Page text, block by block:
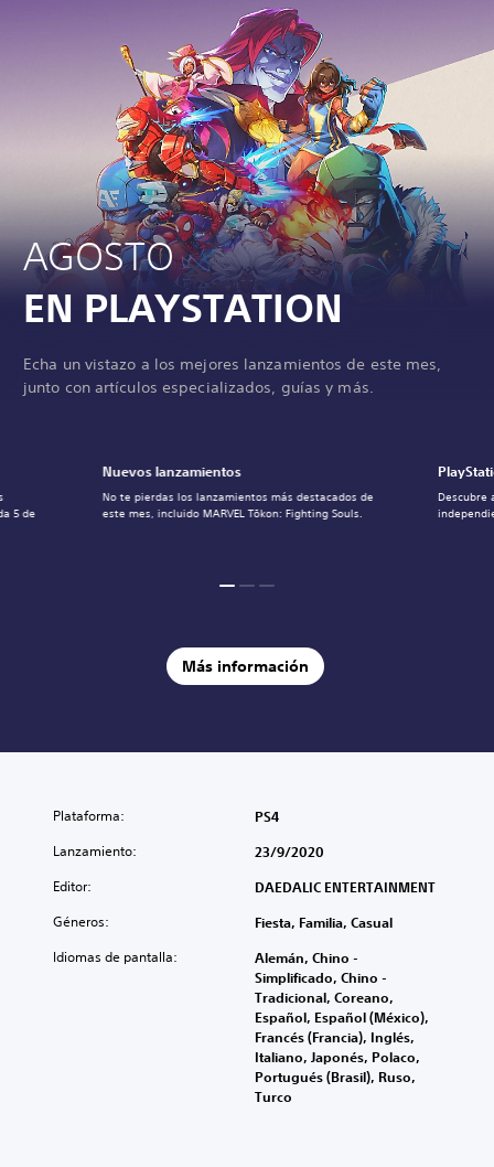
AGOSTO
EN PLAYSTATION
Echa un vistazo a los mejores lanzamientos de este mes,
junto con artículos especializados, guías y más.
Nuevos lanzamientos
No te pierdas los lanzamientos más destacados de
este mes, incluido MARVEL Tōkon: Fighting Souls.
Descubre
5 de
Más información
Plataforma: PS4
Lanzamiento: 23/9/2020
Editor: DAEDALIC ENTERTAINMENT
Géneros: Fiesta, Familia, Casual
Idiomas de pantalla:
Alemán, Chino -
Simplificado, Chino -
Tradicional, Coreano,
Español, Español (México),
Francés (Francia), Inglés,
Italiano, Japonés, Polaco,
Portugués (Brasil), Ruso,
Turco